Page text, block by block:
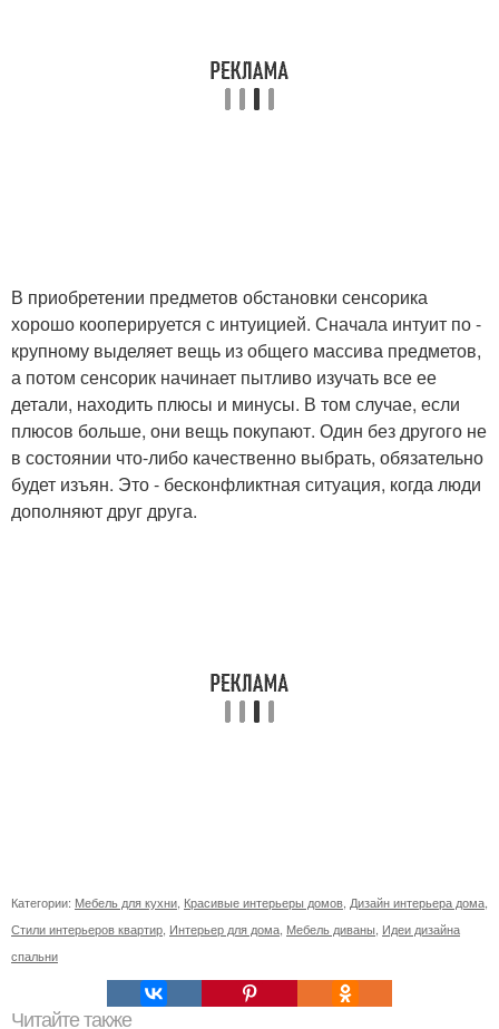
В приобретении предметов обстановки сенсорика
хорошо кооперируется с интуицией. Сначала интуит по -
крупному выделяет вещь из общего массива предметов,
а потом сенсорик начинает пытливо изучать все ее
детали, находить плюсы и минусы. В том случае, если
плюсов больше, они вещь покупают. Один без другого не
в состоянии что-либо качественно выбрать, обязательно
будет изъян. Это - бесконфликтная ситуация, когда люди
дополняют друг друга.
Категории: Мебель для кухни Красивые интерьеры домов Дизайн интерьера дома
Стили интерьеров квартир Интерьер для дома Мебель диваны Идеи дизайна
спальни
Читайте также